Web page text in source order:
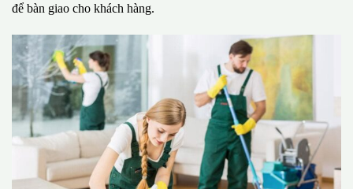
để bàn giao cho khách hàng.